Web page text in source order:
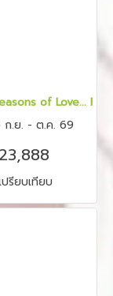
5 วัน 3 คืนof Love...
ก.ย. - ต.ค. 69
ปรียบเทียบ